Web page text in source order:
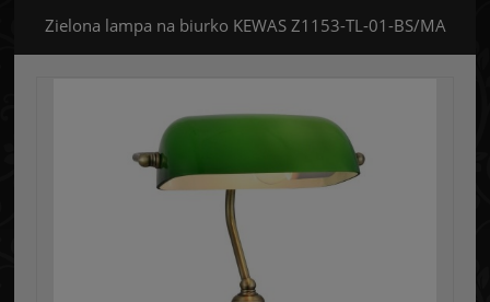
Zielona lampa na biurko KEWAS Z1153-TL-01-BS/MA